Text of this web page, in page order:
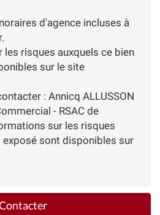
d'agence incluses à
risques auxquels ce bien
sur le site
: Annicq ALLUSSON
- RSAC de
sur les risques
exposé sont disponibles sur